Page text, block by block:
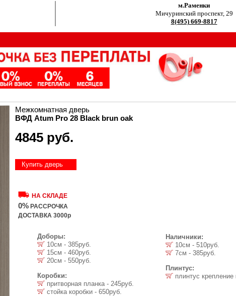
м.Раменки
Мичуринский проспект, 29
8(495) 669-8817
Межкомнатная дверь
ВФД Atum Pro 28 Black brun oak
4845 руб.
Купить дверь
НА СКЛАДЕ
0% РАССРОЧКА
ДОСТАВКА 3000р
Доборы:
10см - 385руб.
15см - 460руб.
20см - 550руб.
Коробки:
притворная планка - 245руб.
стойка коробки - 650руб.
Наличники:
10см - 510руб.
7см - 385руб.
Плинтус:
плинтус